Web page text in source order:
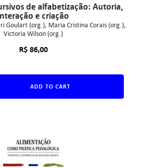
de alfabetização: Autoria,
e criação
Goulart (org.) Maria Cristina Corais (org.)
Victoria Wilson (org.)
R$86,00
ADD TO CART